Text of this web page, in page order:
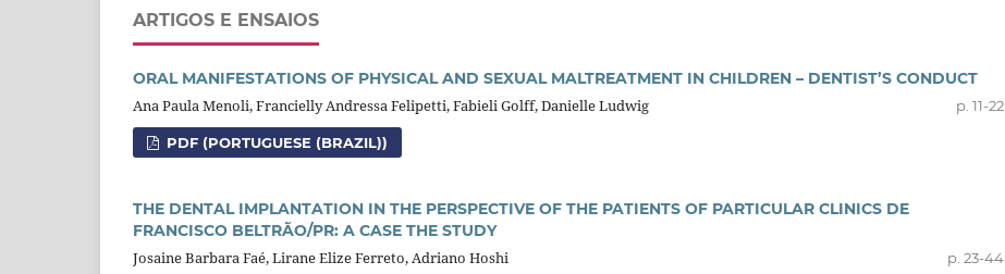
ARTIGOS E ENSAIOS
ORAL MANIFESTATIONS OF PHYSICAL AND SEXUAL MALTREATMENT IN CHILDREN – DENTIST’S CONDUCT
Ana Paula Menoli, Francielly Andressa Felipetti, Fabieli Golff, Danielle Ludwig
p. 11-22
PDF (PORTUGUESE (BRAZIL))
THE DENTAL IMPLANTATION IN THE PERSPECTIVE OF THE PATIENTS OF PARTICULAR CLINICS DE
FRANCISCO BELTRÃO/PR: A CASE THE STUDY
Josaine Barbara Faé, Lirane Elize Ferreto, Adriano Hoshi
p. 23-44